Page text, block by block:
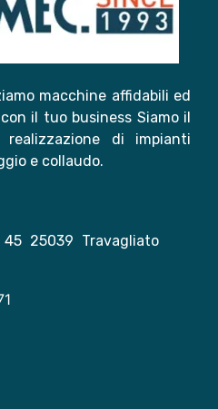
macchine affidabili ed
il tuo business Siamo il
di impianti
e collaudo.
25039 Travagliato